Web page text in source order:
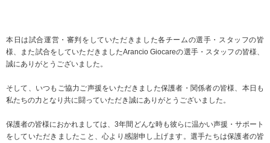
本日は試合運営・審判をしていただきました各チームの選手・スタッフの皆
様、また試合をしていただきましたArancio Giocareの選手・スタッフの皆様、
誠にありがとうございました。
そして、いつもご協力ご声援をいただきました保護者・関係者の皆様、本日も
私たちの力となり共に闘っていただき誠にありがとうございました。
保護者の皆様におかれましては、3年間どんな時も彼らに温かい声援・サポート
をしていただきましたこと、心より感謝申し上げます。選手たちは保護者の皆